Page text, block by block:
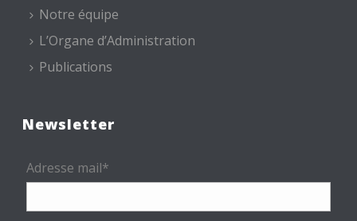
Notre équipe
L’Organe d’Administration
Publications
Newsletter
Adresse mail*